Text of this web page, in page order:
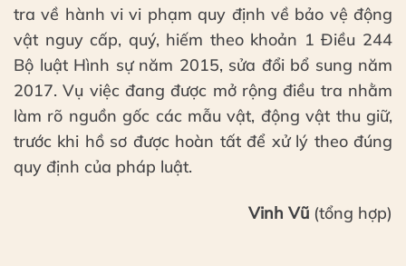
tra về hành vi vi phạm quy định về bảo vệ động
vật nguy cấp, quý, hiếm theo khoản 1 Điều 244
Bộ luật Hình sự năm 2015, sửa đổi bổ sung năm
2017. Vụ việc đang được mở rộng điều tra nhằm
làm rõ nguồn gốc các mẫu vật, động vật thu giữ,
trước khi hồ sơ được hoàn tất để xử lý theo đúng
quy định của pháp luật.
Vinh Vũ (tổng hợp)